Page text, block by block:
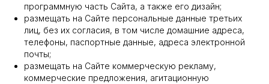
программную часть Сайта, а также его дизайн;
размещать на Сайте персональные данные третьих
лиц, без их согласия, в том числе домашние адреса,
телефоны, паспортные данные, адреса электронной
почты;
размещать на Сайте коммерческую рекламу,
коммерческие предложения, агитационную